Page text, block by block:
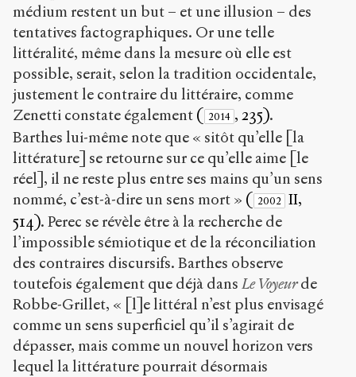
médium restent un but – et une illusion – des
tentatives factographiques. Or une telle
littéralité, même dans la mesure où elle est
possible, serait, selon la tradition occidentale,
justement le contraire du littéraire, comme
Zenetti constate également ( 2014 , 235).
Barthes lui-même note que « sitôt qu’elle [la
littérature] se retourne sur ce qu’elle aime [le
réel], il ne reste plus entre ses mains qu’un sens
nommé, c’est-à-dire un sens mort » ( 2002 II,
514). Perec se révèle être à la recherche de
l’impossible sémiotique et de la réconciliation
des contraires discursifs. Barthes observe
toutefois également que déjà dans Le Voyeurde
Robbe-Grillet, « [l]e littéral n’est plus envisagé
comme un sens superficiel qu’il s’agirait de
dépasser, mais comme un nouvel horizon vers
lequel la littérature pourrait désormais